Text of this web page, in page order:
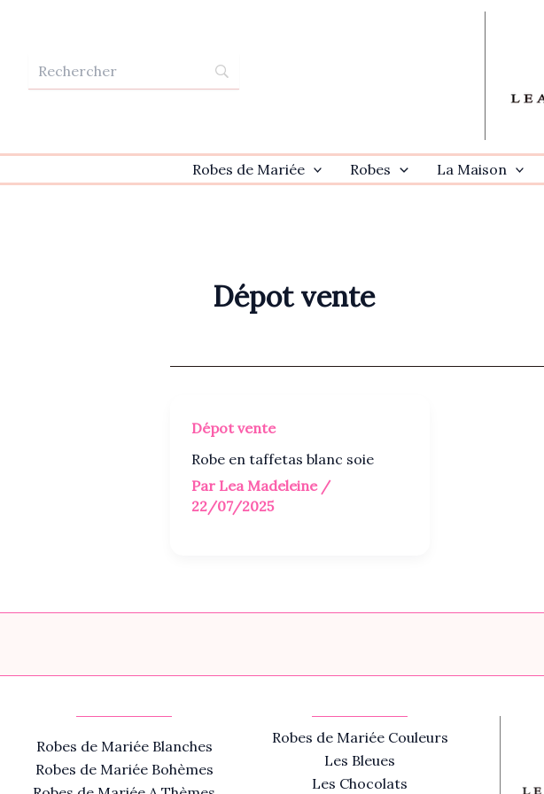
Robes de Mariée Robes La Maison
Dépot vente
Dépot vente
Robe en taffetas blanc soie
Par Lea Madeleine /
22/07/2025
Robes de Mariée Blanches
Robes de Mariée Bohèmes
Robes de Mariée Couleurs
Les Bleues
Les Chocolats